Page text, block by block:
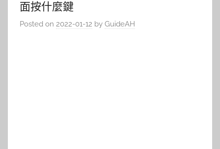
面按什麼鍵
Posted on 2022-01-12 by GuideAH